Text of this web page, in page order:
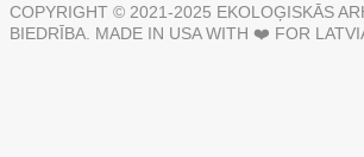
COPYRIGHT © 2021-2025 EKOLOĢISKĀS
BIEDRĪBA. MADE IN USA WITH ❤️ FOR